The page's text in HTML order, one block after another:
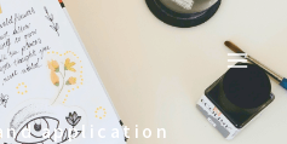
application